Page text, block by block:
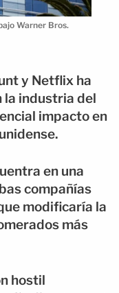
Warner Bros.
y Netflix ha
la industria del
impacto en
en una
compañías
modificaría la
más
hostil